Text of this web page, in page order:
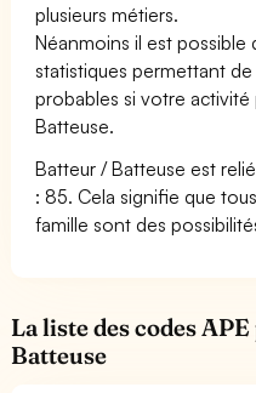
plusieurs métiers.
Néanmoins il est
statistiques permettant
probables si votre
Batteuse.
Batteur / Batteuse est
: 85. Cela signifie que
famille sont des
La liste des codes
Batteuse